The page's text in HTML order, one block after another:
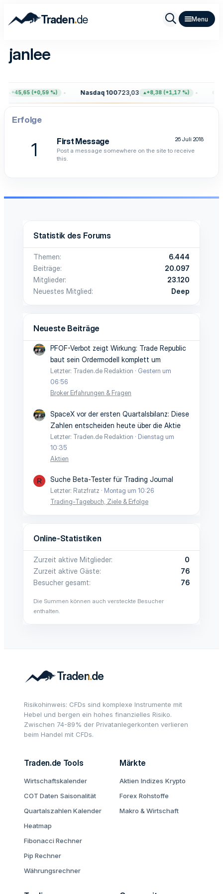
Traden.de
janlee
+45,65 (+0,59 %) Nasdaq 100723,03 +8,38 (+1,17 %)
Erfolge
1 26 Juli 2018
First Message
Post a message somewhere on the site to receive
this.
Statistik des Forums
Themen
6.444
Beiträge
20.097
Mitglieder
23.120
Neuestes Mitglied
Deep
Neueste Beiträge
PFOF-Verbot zeigt Wirkung: Trade Republic
baut sein Ordermodell komplett um
Letzter: Traden.de Redaktion
Gestern um
06:56
Broker Erfahrungen & Fragen
SpaceX vor der ersten Quartalsbilanz: Diese
Zahlen entscheiden heute über die Aktie
Letzter: Traden.de Redaktion
Dienstag um
10:35
Aktien
R Suche Beta-Tester für Trading Journal
Letzter: Ratzfratz
Montag um 10:26
Trading-Tagebuch, Ziele & Erfolge
Online-Statistiken
Zurzeit aktive Mitglieder
0
Zurzeit aktive Gäste
76
Besucher gesamt
76
Die Summen können auch versteckte Besucher
enthalten.
Risikohinweis: CFDs sind komplexe Instrumente mit
Hebel und bergen ein hohes finanzielles Risiko.
Zwischen 74-89% der Privatanlegerkonten verlieren
beim Handel mit CFDs.
Traden.de Tools
Wirtschaftskalender
COT Daten Saisonalität
Quartalszahlen Kalender
Heatmap
Fibonacci Rechner
Pip Rechner
Währungsrechner
Märkte
Aktien Indizes Krypto
Forex Rohstoffe
Makro & Wirtschaft